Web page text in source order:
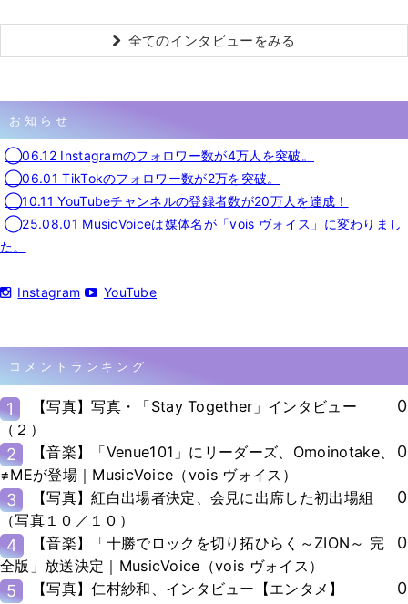
全てのインタビューをみる
お知らせ
◯06.12 Instagramのフォロワー数が4万人を突破。
◯06.01 TikTokのフォロワー数が2万を突破。
◯10.11 YouTubeチャンネルの登録者数が20万人を達成！
◯25.08.01 MusicVoiceは媒体名が「vois ヴォイス」に変わりまし
た。
Instagram YouTube
コメントランキング
1
【写真】写真・「Stay Together」インタビュー
（２）
0
2
【音楽】「Venue101」にリーダーズ、Omoinotake、
≠MEが登場｜MusicVoice（vois ヴォイス）
0
3
【写真】紅白出場者決定、会見に出席した初出場組
（写真１０／１０）
0
4
【音楽】「十勝でロックを切り拓ひらく～ZION～ 完
全版」放送決定｜MusicVoice（vois ヴォイス）
0
5 【写真】仁村紗和、インタビュー【エンタメ】 0